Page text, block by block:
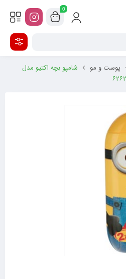
0
پوست و مو
شامپو بچه اکتیو مدل